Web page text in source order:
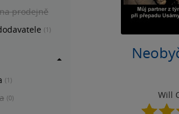
Will
prodejně
(1)
(1)
(0)